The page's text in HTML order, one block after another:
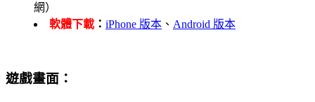
網）
軟體下載 ： iPhone 版本 、 Android 版本
遊戲畫面：